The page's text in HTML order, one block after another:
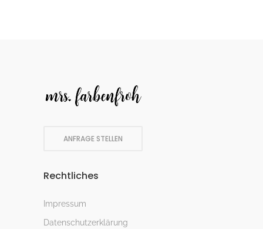
ANFRAGE STELLEN
Rechtliches
Impressum
Datenschutzerklärung